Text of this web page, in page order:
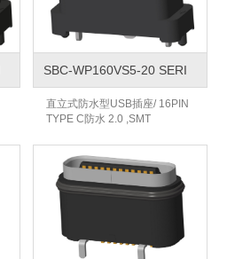
SBC-WP160VS5-20 SERI
直立式防水型USB插座/ 16PIN
TYPE C防水 2.0 ,SMT